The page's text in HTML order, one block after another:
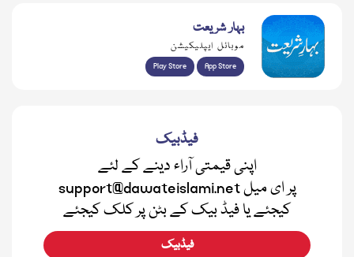
بہار شریعت
موبائل ایپلیکیشن
Play Store App Store
فیڈبیک
اپنی قیمتی آراء دینے کے لئے
support@dawateislami.net پر ای میل
کیجئے یا فیڈ بیک کے بٹن پر کلک کیجئے
فیڈبیک